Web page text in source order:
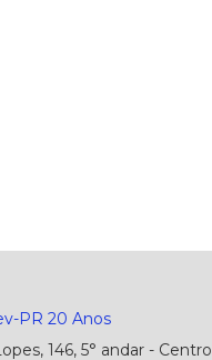
146, 5° andar - Centro